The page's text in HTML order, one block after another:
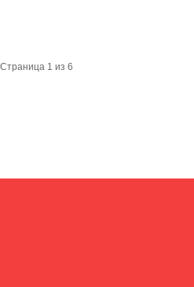
Страница 1 из 6